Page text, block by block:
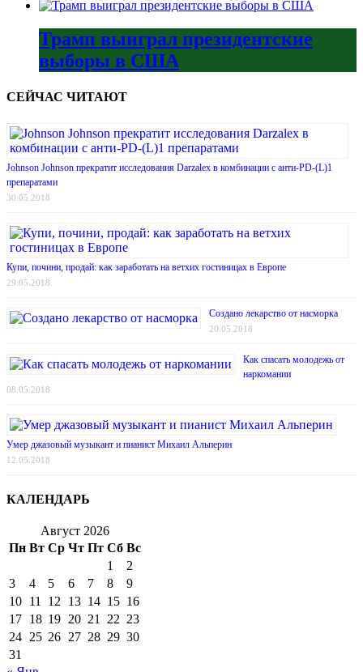
Трамп выиграл президентские
выборы в США
СЕЙЧАС ЧИТАЮТ
Johnson Johnson прекратит исследования Darzalex в комбинации с анти-PD-(L)1
препаратами
30.05.2018
Купи, почини, продай: как заработать на ветхих гостиницах в Европе
29.05.2018
Создано лекарство от насморка
20.05.2018
Как спасать молодежь от
наркомании
08.05.2018
Умер джазовый музыкант и пианист Михаил Альперин
12.05.2018
КАЛЕНДАРЬ
Август 2026
Пн Вт Ср Чт Пт Сб Вс
1
2
3
4 5 6 7 8
9
10 11 12 13 14 15 16
17 18 19 20 21 22 23
24 25 26 27 28 29 30
31